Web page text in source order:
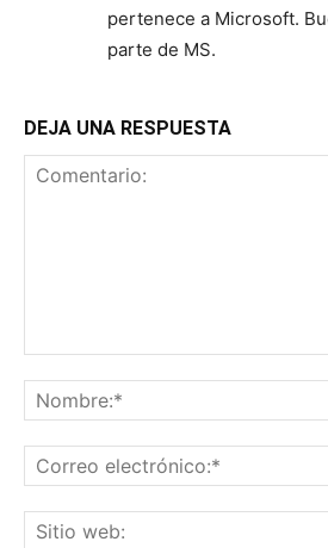
pertenece a Microsoft.
parte de MS.
DEJA UNA RESPUESTA